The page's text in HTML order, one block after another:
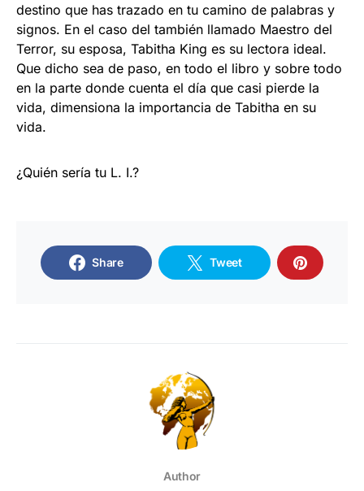
destino que has trazado en tu camino de palabras y
signos. En el caso del también llamado Maestro del
Terror, su esposa, Tabitha King es su lectora ideal.
Que dicho sea de paso, en todo el libro y sobre todo
en la parte donde cuenta el día que casi pierde la
vida, dimensiona la importancia de Tabitha en su
vida.
¿Quién sería tu L. I.?
Share Tweet
Author